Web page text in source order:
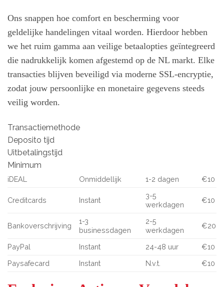
Ons snappen hoe comfort en bescherming voor
geldelijke handelingen vitaal worden. Hierdoor hebben
we het ruim gamma aan veilige betaalopties geïntegreerd
die nadrukkelijk komen afgestemd op de NL markt. Elke
transacties blijven beveiligd via moderne SSL-encryptie,
zodat jouw persoonlijke en monetaire gegevens steeds
veilig worden.
Transactiemethode
Deposito tijd
Uitbetalingstijd
Minimum
iDEAL Onmiddellijk 1-2 dagen €10
Creditcards Instant
3-5
werkdagen
€10
Bankoverschrijving
1-3
businessdagen
2-5
werkdagen
€20
PayPal Instant 24-48 uur
€10
Paysafecard
Instant N.v.t. €10